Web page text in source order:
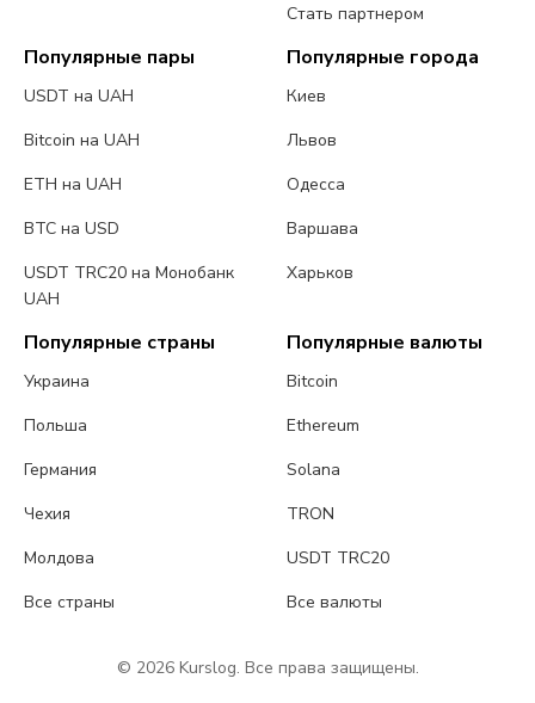
Стать партнером
Популярные пары
USDT на UAH
Bitcoin на UAH
ETH на UAH
BTC на USD
USDT TRC20 на Монобанк
UAH
Популярные города
Киев
Львов
Одесса
Варшава
Харьков
Популярные страны
Украина
Польша
Германия
Чехия
Молдова
Все страны
Популярные валюты
Bitcoin
Ethereum
Solana
TRON
USDT TRC20
Все валюты
© 2026 Kurslog. Все права защищены.